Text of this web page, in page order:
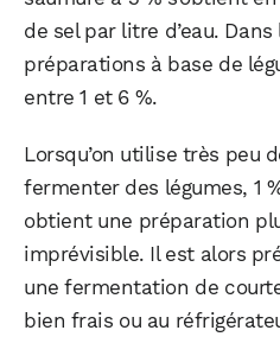
de sel par litre d’eau.
préparations à base de
entre 1 et 6 %.
Lorsqu’on utilise très peu
fermenter des légumes, 1
obtient une préparation
imprévisible. Il est alors
une fermentation de
bien frais ou au